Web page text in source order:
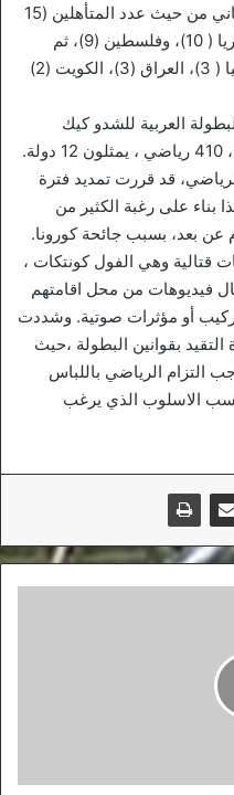
جزائريا و جاءت الاردن في الصف الثاني من حيث عدد المتأهلين (15
مصارعا)، و المغرب ثالثا ( 14)، فسوريا ( 10)، وفلسطين (9)، ثم
تونس ( 6)، مصر (6)، اليمن ( 4)، ليبيا ( 3)، العراق (3)، الكويت (2)
العربية للشدو كيك
قد قررت تمديد فترة
الجاري وهذا بناء على رغبة الكثير من
عن بعد، بسبب جائحة كورونا.
قتالية وهي الفول كونتكات ،
فيديوهات من محل اقامتهم
تركيب أو مؤثرات صوتية. وشددت
بقوانين البطولة ،حيث
التزام الرياضي باللباس
الاسلوب الذي يرغب